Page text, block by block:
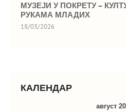
МУЗЕЈИ У ПОКРЕТУ –
РУКАМА МЛАДИХ
18/03/2026
КАЛЕНДАР
август